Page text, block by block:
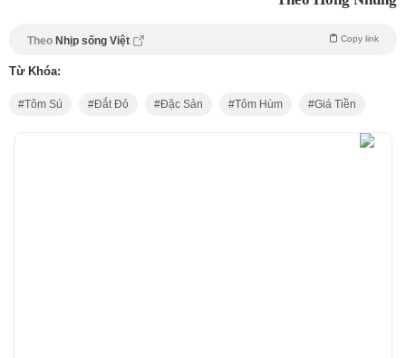
Theo Nhịp sống Việt Copy link
Từ Khóa:
Tôm Sú Đắt Đỏ Đặc Sản Tôm Hùm Giá Tiền